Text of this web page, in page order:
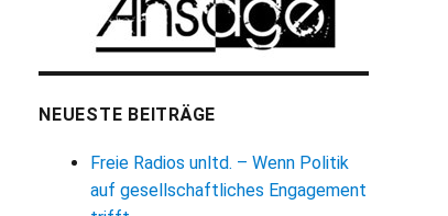
NEUESTE BEITRÄGE
Freie Radios unltd. – Wenn Politik
auf gesellschaftliches Engagement